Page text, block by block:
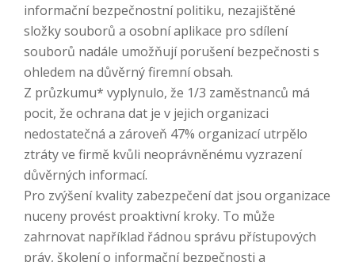
informační bezpečnostní politiku, nezajištěné
složky souborů a osobní aplikace pro sdílení
souborů nadále umožňují porušení bezpečnosti s
ohledem na důvěrný firemní obsah.
Z průzkumu* vyplynulo, že 1/3 zaměstnanců má
pocit, že ochrana dat je v jejich organizaci
nedostatečná a zároveň 47% organizací utrpělo
ztráty ve firmě kvůli neoprávněnému vyzrazení
důvěrných informací.
Pro zvýšení kvality zabezpečení dat jsou organizace
nuceny provést proaktivní kroky. To může
zahrnovat například řádnou správu přístupových
práv, školení o informační bezpečnosti a